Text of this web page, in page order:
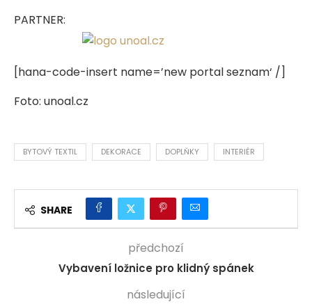
PARTNER:
[hana-code-insert name=’new portal seznam‘ /]
Foto: unoal.cz
BYTOVÝ TEXTIL DEKORACE DOPLŇKY INTERIÉR
SHARE
předchozí
Vybavení ložnice pro klidný spánek
následující